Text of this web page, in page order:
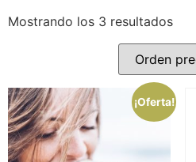
Mostrando los 3 resultados
¡Oferta!